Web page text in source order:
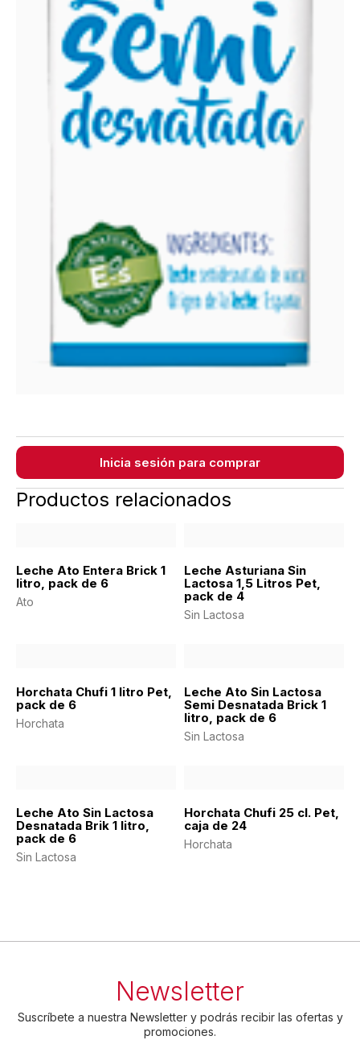
Inicia sesión para comprar
Productos relacionados
Leche Ato Entera Brick 1
litro, pack de 6
Ato
Leche Asturiana Sin
Lactosa 1,5 Litros Pet,
pack de 4
Sin Lactosa
Horchata Chufi 1 litro Pet,
pack de 6
Horchata
Leche Ato Sin Lactosa
Semi Desnatada Brick 1
litro, pack de 6
Sin Lactosa
Leche Ato Sin Lactosa
Desnatada Brik 1 litro,
pack de 6
Sin Lactosa
Horchata Chufi 25 cl. Pet,
caja de 24
Horchata
Newsletter
Suscríbete a nuestra Newsletter y podrás recibir las ofertas y
promociones.